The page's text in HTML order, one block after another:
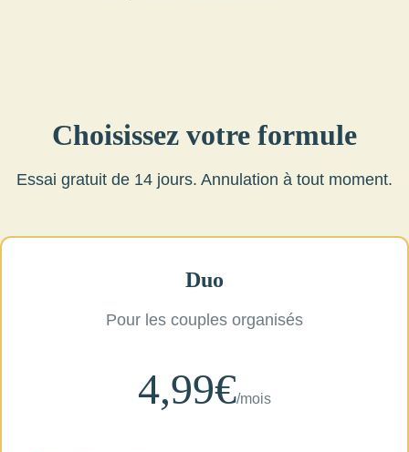
Choisissez votre formule
Essai gratuit de 14 jours. Annulation à tout moment.
Duo
Pour les couples organisés
4,99€/mois